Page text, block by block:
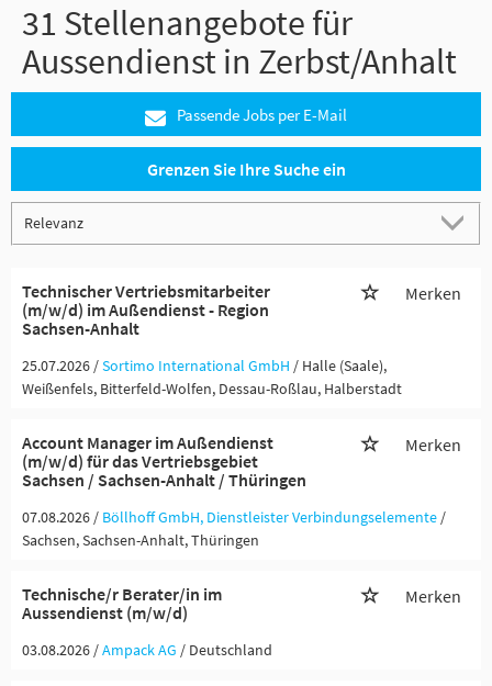
31 Stellenangebote für
Aussendienst in Zerbst/Anhalt
Passende Jobs per E-Mail
Grenzen Sie Ihre Suche ein
Technischer Vertriebsmitarbeiter
(m/w/d) im Außendienst - Region
Sachsen-Anhalt
Merken
25.07.2026 /Sortimo International GmbH / Halle (Saale),
Weißenfels, Bitterfeld-Wolfen, Dessau-Roßlau, Halberstadt
Account Manager im Außendienst
(m/w/d) für das Vertriebsgebiet
Sachsen / Sachsen-Anhalt / Thüringen
Merken
07.08.2026 / Böllhoff GmbH, Dienstleister Verbindungselemente /
Sachsen, Sachsen-Anhalt, Thüringen
Technische/r Berater/in im
Aussendienst (m/w/d)
Merken
03.08.2026 /Ampack AG / Deutschland